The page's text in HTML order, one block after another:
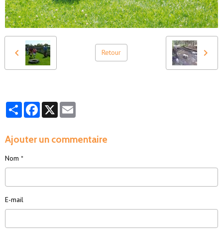
Retour
PartagerFacebook
X
Ajouter un commentaire
Nom
E-mail